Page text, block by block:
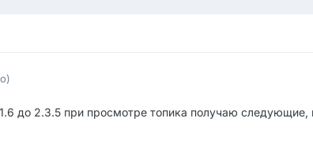
до 2.3.5 при просмотре топика получаю следующие,